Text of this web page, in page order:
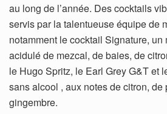
au long de l’année. Des cocktails
servis par la talentueuse équipe de
notamment le cocktail Signature, un
acidulé de mezcal, de baies, de
le Hugo Spritz, le Earl Grey G&T et
sans alcool , aux notes de citron, de
gingembre.